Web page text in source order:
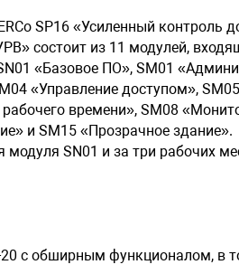
SP16 «Усиленный контроль
состоит из 11 модулей,
«Базовое ПО», SM01
«Управление доступом», SM05
времени», SM08
и SM15 «Прозрачное здание».
модуля SN01 и за три рабочих
с обширным функционалом, в